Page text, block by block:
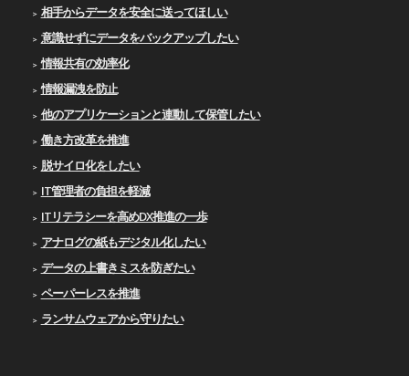
相手からデータを安全に送ってほしい
意識せずにデータをバックアップしたい
情報共有の効率化
情報漏洩を防止
他のアプリケーションと連動して保管したい
働き方改革を推進
脱サイロ化をしたい
IT管理者の負担を軽減
ITリテラシーを高めDX推進の一歩
アナログの紙もデジタル化したい
データの上書きミスを防ぎたい
ペーパーレスを推進
ランサムウェアから守りたい